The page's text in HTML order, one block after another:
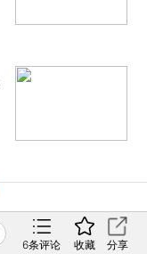
6条评论 收藏 分享